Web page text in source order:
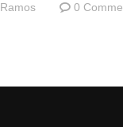
Ramos
0